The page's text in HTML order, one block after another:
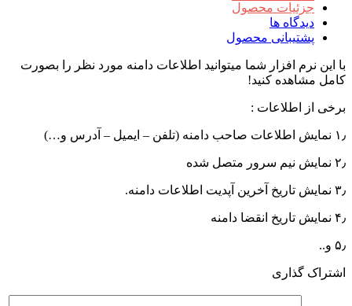
جزئیات محصول
دیدگاه ها
پشتیبانی محصول
با این نرم افزار شما میتوانید اطلاعات دامنه مورد نظر را بصورت
کامل مشاهده کنید!
برخی از اطلاعات :
۱٫ نمایش اطلاعات صاحب دامنه (تلفن – ایمیل – آدرس و…)
۲٫ نمایش نیم سرور متصل شده
۳٫ نمایش تاریخ آخرین آپدیت اطلاعات دامنه.
۴٫ نمایش تاریخ انقضا دامنه
۵٫ و..
اشتراک گذاری